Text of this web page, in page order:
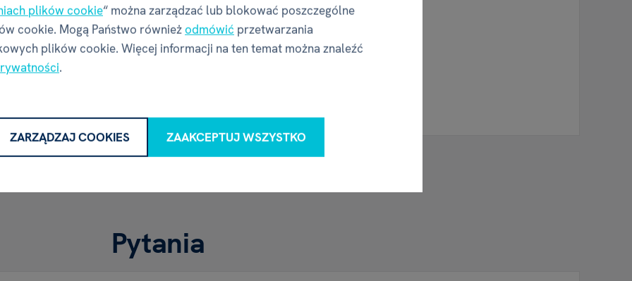
Czy masz doświadczenie z tym towarem?
Napisz recenzję, aby pomóc innym wybrać.
Przejrzyj zasady
Pytania
plików cookie“ można zarządzać lub blokować poszczególne
cookie. Mogą Państwo równieżodmówić przetwarzania
plików cookie. Więcej informacji na ten temat można znaleźć
.
ZARZĄDZAJ COOKIES ZAAKCEPTUJ WSZYSTKO